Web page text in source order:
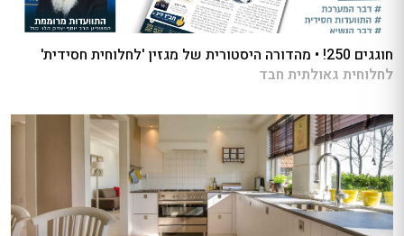
חוגגים 250! • מהדורה היסטורית של מגזין 'לחלוחית חסידית'
לחלוחית גאולתית חבד